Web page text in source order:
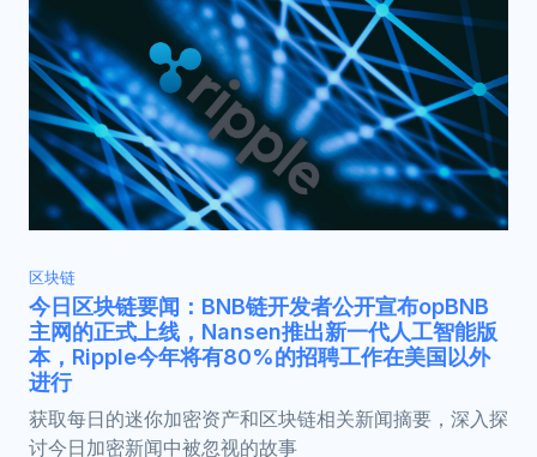
区块链
今日区块链要闻：BNB链开发者公开宣布opBNB
主网的正式上线，Nansen推出新一代人工智能版
本，Ripple今年将有80%的招聘工作在美国以外
进行
获取每日的迷你加密资产和区块链相关新闻摘要，深入探
讨今日加密新闻中被忽视的故事